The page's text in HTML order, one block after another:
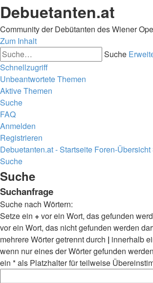
Debuetanten.at
Community der Debütanten des Wiener
Zum Inhalt
Suche
Schnellzugriff
Unbeantwortete Themen
Aktive Themen
Suche
FAQ
Anmelden
Registrieren
Debuetanten.at - Startseite Foren-Übersicht
Suche
Suche
Suchanfrage
Suche nach Wörtern:
Setze ein +vor ein Wort, das gefunden
vor ein Wort, das nicht gefunden werden
mehrere Wörter getrennt durch | innerhalb
wenn nur eines der Wörter gefunden
ein * als Platzhalter für teilweise